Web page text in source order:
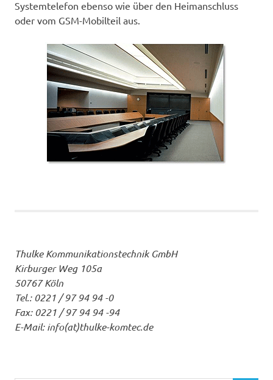
Systemtelefon ebenso wie über den Heimanschluss
oder vom GSM-Mobilteil aus.
Thulke Kommunikationstechnik GmbH
Kirburger Weg 105a
50767 Köln
Tel.: 0221 / 97 94 94 -0
Fax: 0221 / 97 94 94 -94
E-Mail: info(at)thulke-komtec.de